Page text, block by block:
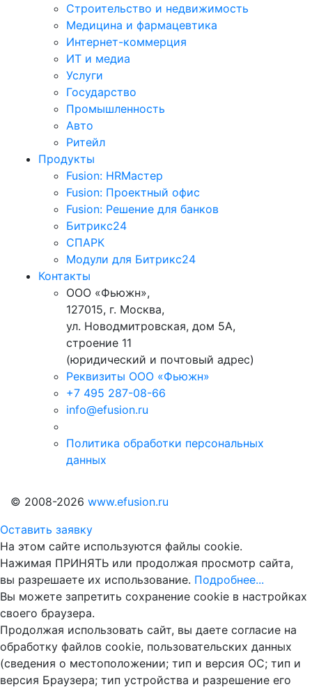
Строительство и недвижимость
Медицина и фармацевтика
Интернет-коммерция
ИТ и медиа
Услуги
Государство
Промышленность
Авто
Ритейл
Продукты
Fusion: HRМастер
Fusion: Проектный офис
Fusion: Решение для банков
Битрикс24
СПАРК
Модули для Битрикс24
Контакты
ООО «Фьюжн»,
127015, г. Москва,
ул. Новодмитровская, дом 5А,
строение 11
(юридический и почтовый адрес)
Реквизиты ООО «Фьюжн»
+7 495 287-08-66
info@efusion.ru
Политика обработки персональных
данных
© 2008-2026 www.efusion.ru
Оставить заявку
На этом сайте используются файлы cookie.
Нажимая ПРИНЯТЬ или продолжая просмотр сайта,
вы разрешаете их использование. Подробнее...
Вы можете запретить сохранение cookie в настройках
своего браузера.
Продолжая использовать сайт, вы даете согласие на
обработку файлов cookie, пользовательских данных
(сведения о местоположении; тип и версия ОС; тип и
версия Браузера; тип устройства и разрешение его